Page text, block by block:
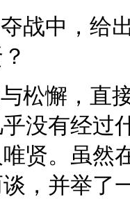
战中，给
松懈，直
没有经过
贤。虽然
，并举了